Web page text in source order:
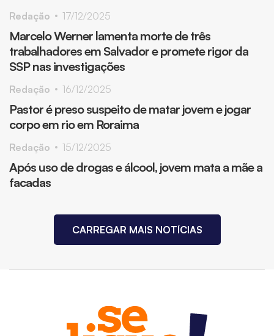
Marcelo Werner lamenta morte de três
trabalhadores em Salvador e promete rigor da
SSP nas investigações
Redação 17/12/2025
Pastor é preso suspeito de matar jovem e jogar
corpo em rio em Roraima
Redação 16/12/2025
Após uso de drogas e álcool, jovem mata a mãe a
facadas
Redação 15/12/2025
CARREGAR MAIS NOTÍCIAS